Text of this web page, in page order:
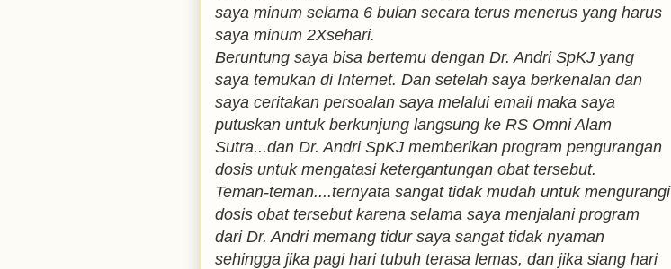
saya minum selama 6 bulan secara terus menerus yang harus
saya minum 2Xsehari.
Beruntung saya bisa bertemu dengan Dr. Andri SpKJ yang
saya temukan di Internet. Dan setelah saya berkenalan dan
saya ceritakan persoalan saya melalui email maka saya
putuskan untuk berkunjung langsung ke RS Omni Alam
Sutra...dan Dr. Andri SpKJ memberikan program pengurangan
dosis untuk mengatasi ketergantungan obat tersebut.
Teman-teman....ternyata sangat tidak mudah untuk mengurangi
dosis obat tersebut karena selama saya menjalani program
dari Dr. Andri memang tidur saya sangat tidak nyaman
sehingga jika pagi hari tubuh terasa lemas, dan jika siang hari